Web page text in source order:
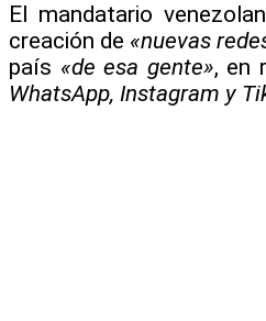
El mandatario
creación de «nuevas
país «de esa gente», en
WhatsApp, Instagram y